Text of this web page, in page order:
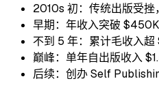
2010s 初：传统出版受挫
早期：年收入突破 $450K
不到 5 年：累计毛收入超
巅峰：单年自出版收入
后续：创办 Self